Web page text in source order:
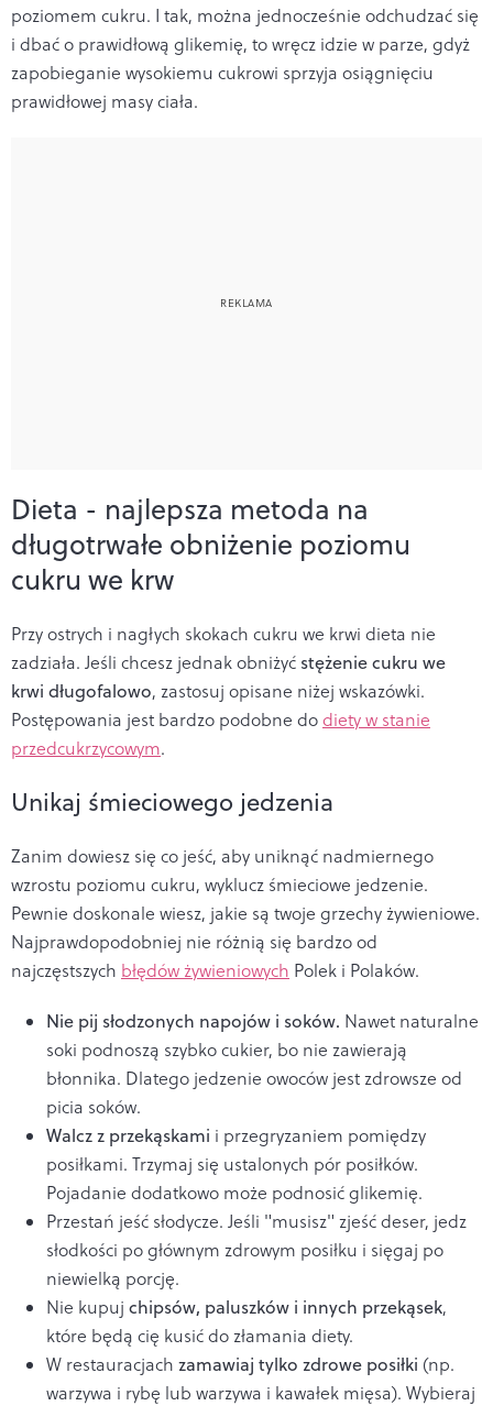
poziomem cukru. I tak, można jednocześnie odchudzać się
i dbać o prawidłową glikemię, to wręcz idzie w parze, gdyż
zapobieganie wysokiemu cukrowi sprzyja osiągnięciu
prawidłowej masy ciała.
Dieta - najlepsza metoda na
długotrwałe obniżenie poziomu
cukru we krw
Przy ostrych i nagłych skokach cukru we krwi dieta nie
zadziała. Jeśli chcesz jednak obniżyć stężenie cukru we
krwi długofalowo, zastosuj opisane niżej wskazówki.
Postępowania jest bardzo podobne dodiety w stanie
przedcukrzycowym.
Unikaj śmieciowego jedzenia
Zanim dowiesz się co jeść, aby uniknąć nadmiernego
wzrostu poziomu cukru, wyklucz śmieciowe jedzenie.
Pewnie doskonale wiesz, jakie są twoje grzechy żywieniowe.
Najprawdopodobniej nie różnią się bardzo od
najczęstszych błędów żywieniowych Polek i Polaków.
Nie pij słodzonych napojów i soków. Nawet naturalne
soki podnoszą szybko cukier, bo nie zawierają
błonnika. Dlatego jedzenie owoców jest zdrowsze od
picia soków.
Walcz z przekąskami i przegryzaniem pomiędzy
posiłkami. Trzymaj się ustalonych pór posiłków.
Pojadanie dodatkowo może podnosić glikemię.
Przestań jeść słodycze. Jeśli "musisz" zjeść deser, jedz
słodkości po głównym zdrowym posiłku i sięgaj po
niewielką porcję.
Nie kupuj chipsów, paluszków i innych przekąsek,
które będą cię kusić do złamania diety.
W restauracjach zamawiaj tylko zdrowe posiłki (np.
warzywa i rybę lub warzywa i kawałek mięsa). Wybieraj